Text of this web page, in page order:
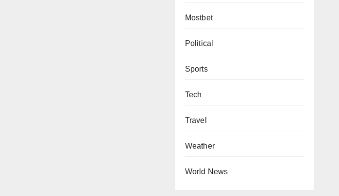
Mostbet
Political
Sports
Tech
Travel
Weather
World News